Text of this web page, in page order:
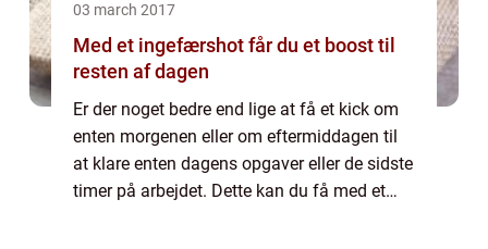
03 march 2017
Med et ingefærshot får du et boost til
resten af dagen
Er der noget bedre end lige at få et kick om
enten morgenen eller om eftermiddagen til
at klare enten dagens opgaver eller de sidste
timer på arbejdet. Dette kan du få med et